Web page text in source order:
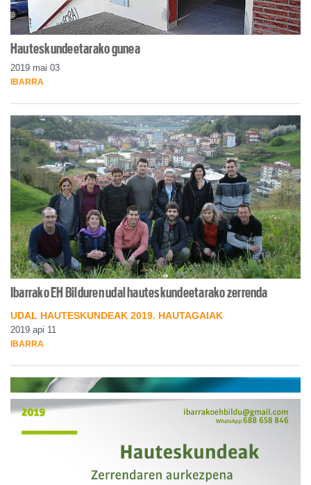
Hauteskundeetarako gunea
2019 mai 03
IBARRA
Ibarrako EH Bilduren udal hauteskundeetarako zerrenda
UDAL HAUTESKUNDEAK 2019. HAUTAGAIAK
2019 api 11
IBARRA